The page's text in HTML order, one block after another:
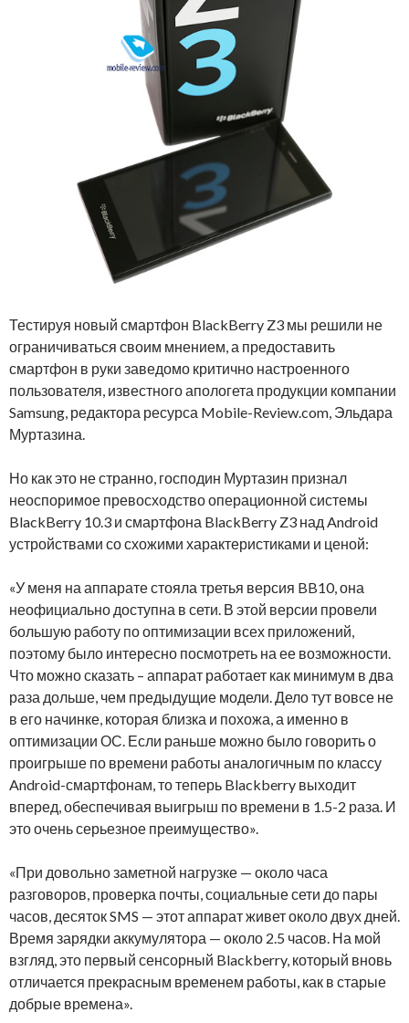
Тестируя новый смартфон BlackBerry Z3 мы решили не
ограничиваться своим мнением, а предоставить
смартфон в руки заведомо критично настроенного
пользователя, известного апологета продукции компании
Samsung, редактора ресурса Mobile-Review.com, Эльдара
Муртазина.
Но как это не странно, господин Муртазин признал
неоспоримое превосходство операционной системы
BlackBerry 10.3 и смартфона BlackBerry Z3 над Android
устройствами со схожими характеристиками и ценой:
«У меня на аппарате стояла третья версия BB10, она
неофициально доступна в сети. В этой версии провели
большую работу по оптимизации всех приложений,
поэтому было интересно посмотреть на ее возможности.
Что можно сказать – аппарат работает как минимум в два
раза дольше, чем предыдущие модели. Дело тут вовсе не
в его начинке, которая близка и похожа, а именно в
оптимизации ОС. Если раньше можно было говорить о
проигрыше по времени работы аналогичным по классу
Android-смартфонам, то теперь Blackberry выходит
вперед, обеспечивая выигрыш по времени в 1.5-2 раза. И
это очень серьезное преимущество».
«При довольно заметной нагрузке — около часа
разговоров, проверка почты, социальные сети до пары
часов, десяток SMS — этот аппарат живет около двух дней.
Время зарядки аккумулятора — около 2.5 часов. На мой
взгляд, это первый сенсорный Blackberry, который вновь
отличается прекрасным временем работы, как в старые
добрые времена».